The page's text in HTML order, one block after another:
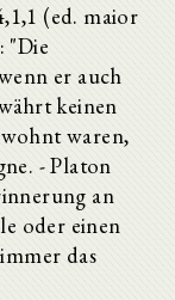
(ed. maior
"Die
er auch
keinen
waren,
- Platon
an
oder einen
das